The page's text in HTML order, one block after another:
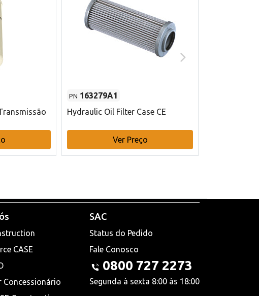
PN 163279A1
Hydraulic Oil Filter Case CE
Ver Preço
CASE
Concessionário
SAC
Status do Pedido
Fale Conosco
0800 727 2273
Segunda à sexta 8:00 às 18:00